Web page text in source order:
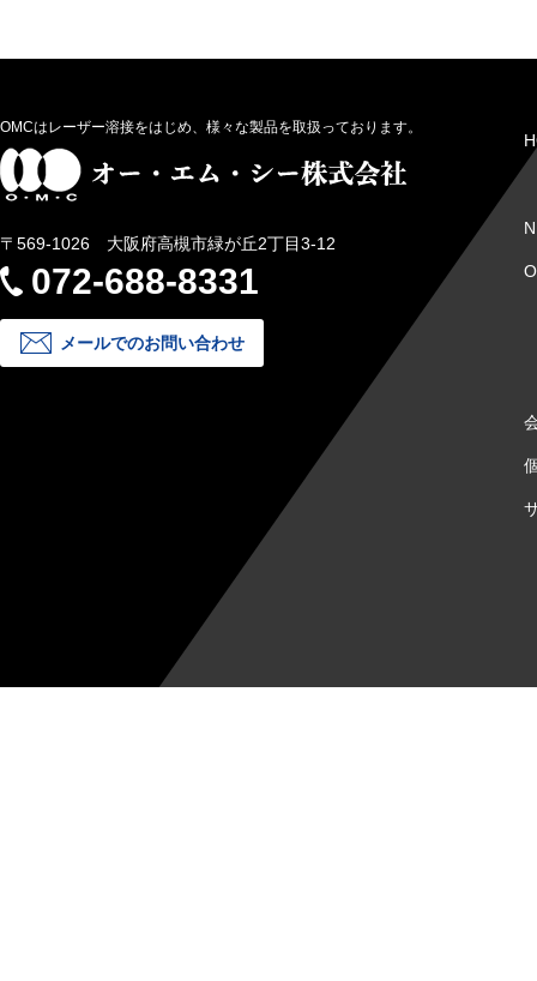
OMCはレーザー溶接をはじめ、様々な製品を取扱っております。
〒569-1026 大阪府高槻市緑が丘2丁目3-12
072-688-8331
メールでのお問い合わせ